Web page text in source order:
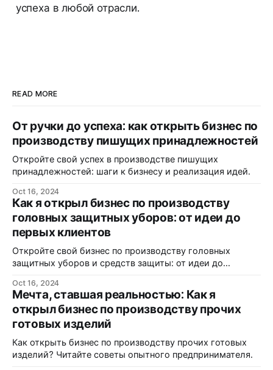
успеха в любой отрасли.
READ MORE
От ручки до успеха: как открыть бизнес по
производству пишущих принадлежностей
Откройте свой успех в производстве пишущих
принадлежностей: шаги к бизнесу и реализация идей.
Oct 16, 2024
Как я открыл бизнес по производству
головных защитных уборов: от идеи до
первых клиентов
Откройте свой бизнес по производству головных
защитных уборов и средств защиты: от идеи до
Oct 16, 2024
Мечта, ставшая реальностью: Как я
открыл бизнес по производству прочих
готовых изделий
Как открыть бизнес по производству прочих готовых
изделий? Читайте советы опытного предпринимателя.